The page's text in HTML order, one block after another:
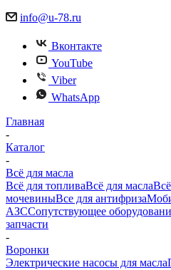
info@u-78.ru
Вконтакте
YouTube
Viber
WhatsApp
Главная
-
Каталог
-
Всё для масла
Всё для топливаВсё для масла
мочевиныВсе для антифриза
АЗССопутствующее
запчасти
-
Воронки
Электрические насосы для масла